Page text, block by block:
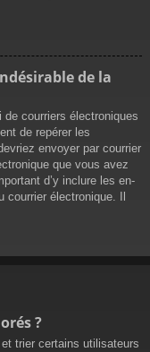
de la
de courriers électroniques
de repérer les
envoyer par courrier
que vous avez
d’y inclure les en-
électronique. Il
?
trier certains utilisateurs